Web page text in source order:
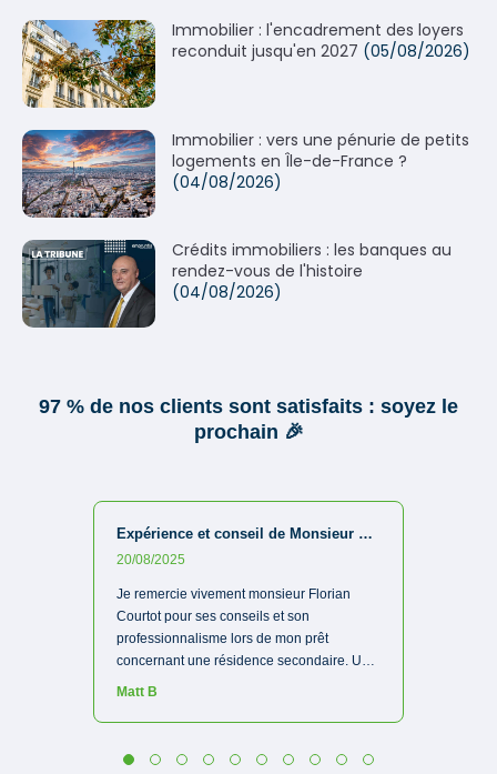
Immobilier : l'encadrement des loyers
reconduit jusqu'en 2027 (05/08/2026)
Immobilier : vers une pénurie de petits
logements en Île-de-France ?
(04/08/2026)
Crédits immobiliers : les banques au
rendez-vous de l'histoire
(04/08/2026)